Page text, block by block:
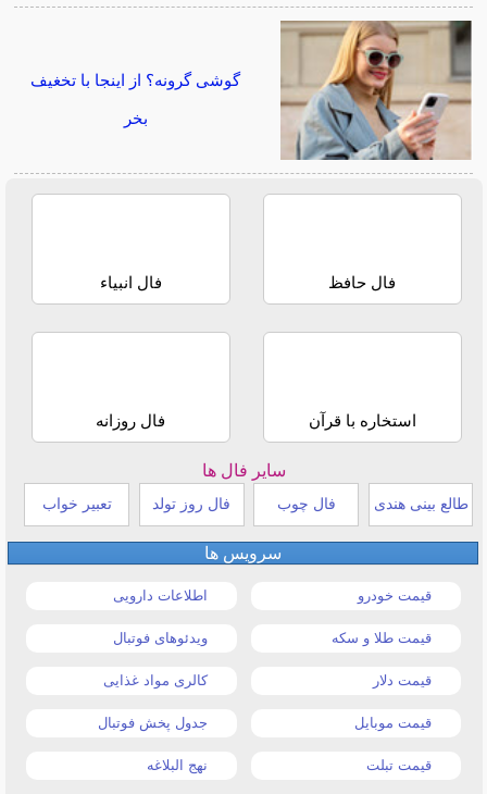
گوشی گرونه؟ از اینجا با تخغیف
بخر
فال حافظ فال انبیاء
استخاره با قرآن فال روزانه
سایر فال ها
طالع بینی هندی فال چوب فال روز تولد تعبیر خواب
سرویس ها
قیمت خودرو اطلاعات دارویی
قیمت طلا و سکه ویدئوهای فوتبال
قیمت دلار کالری مواد غذایی
قیمت موبایل جدول پخش فوتبال
قیمت تبلت نهج البلاغه